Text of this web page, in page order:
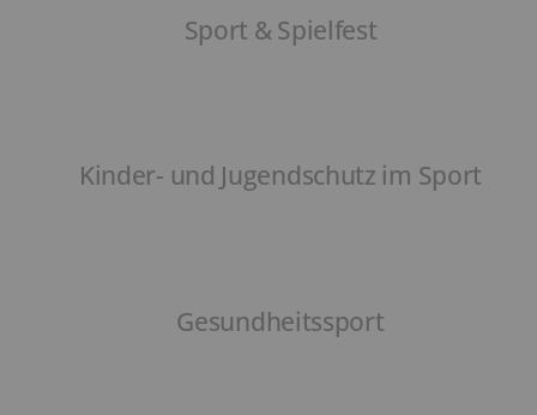
Sport & Spielfest
Kinder- und Jugendschutz im Sport
Gesundheitssport